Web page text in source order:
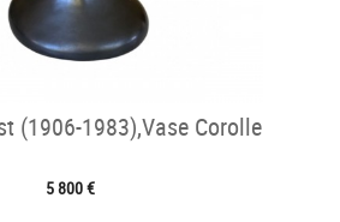
(1906-1983),Vase Corolle
5 800 €